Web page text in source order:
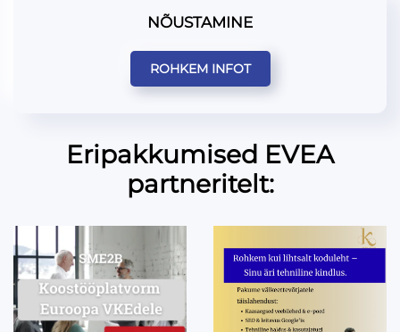
NÕUSTAMINE
ROHKEM INFOT
Eripakkumised EVEA
partneritelt: